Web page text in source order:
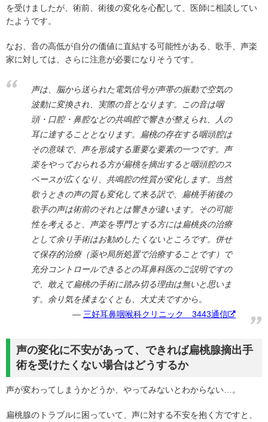
を受けましたが、術前、術後の変化を心配して、医師に相談してい
たようです。
なお、音の高低が自分の価値に直結する可能性がある、歌手、声楽
家に対しては、さらに注意が必要になりそうです。
声は、脳から送られた電気信号が声帯の振動で空気の
波動に変換され、実際の音となります。この音は咽
頭・口腔・鼻腔などの共鳴腔で響きが整えられ、人の
耳に達することとなります。扁桃の存在する咽頭腔は
その意味で、声を形成する重要な要素の一つです。声
楽をやっておられる方が扁桃を摘出すると咽頭腔のス
ペースが広くなり、共鳴腔の性質が変化します。当然
歌うときの声の質も変化して来る訳で、扁桃手術後の
歌手の声は術前のそれとは響きが違います。その可能
性を考えると、声楽を専門とする方には扁桃炎の治療
として余り手術はお勧めしたくないところです。併せ
て保存的治療（薬や局所処置で治療することです）で
充分コントロールできるとの耳鼻科医のご説明ですの
で、敢えて扁桃の手術に踏み切る理由は無いと思いま
す。余り気を揉まなくとも、大丈夫ですから。
三好耳鼻咽喉科クリニック 3443通信
声の変化に不安があって、できれば扁桃腺摘出手
術を受けたくない場合はどうするか
声が変わってしまうかどうか、やってみないとわからない…。
扁桃腺のトラブルに困っていて、声に対する不安を抱く方ですと、